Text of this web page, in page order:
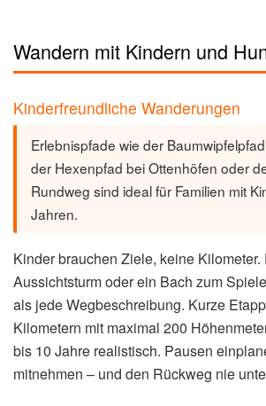
Wandern mit Kindern und
Kinderfreundliche Wanderungen
Erlebnispfade wie der
der Hexenpfad bei Ottenhöfen oder
Rundweg sind ideal für Familien mit
Jahren.
Kinder brauchen Ziele, keine
Aussichtsturm oder ein Bach zum
als jede Wegbeschreibung. Kurze
Kilometern mit maximal 200
bis 10 Jahre realistisch. Pausen
mitnehmen – und den Rückweg nie